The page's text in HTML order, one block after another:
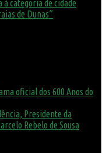
à categoria de cidade
de Dunas”
oficial dos 600 Anos do
Presidente da
Rebelo de Sousa